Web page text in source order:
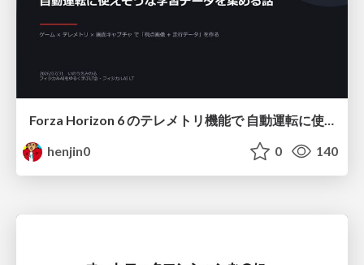
Forza Horizon 6 のテレメトリ機能で 自動運転に使えそうな学習データを集める話
henjin0
0 140